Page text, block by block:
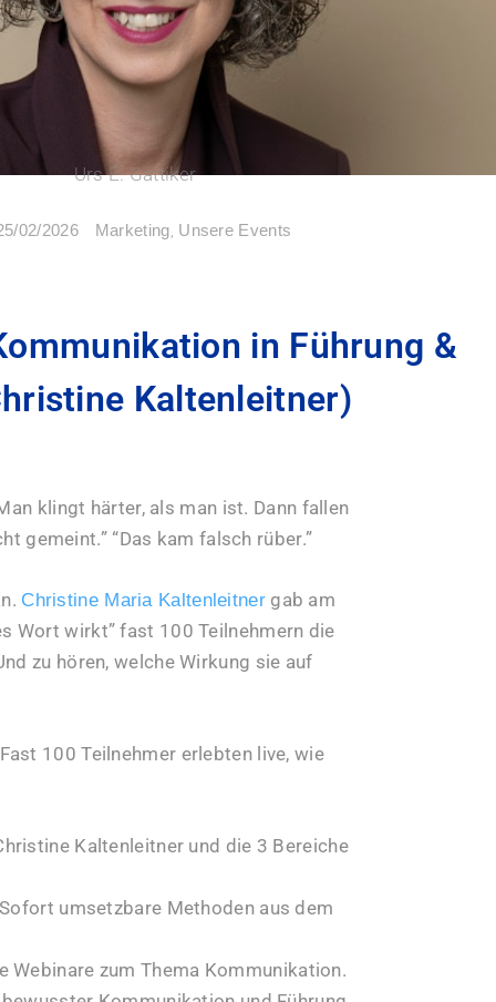
Urs E. Gattiker
02/2026 Marketing, Unsere Events
in Führung &
Kaltenleitner)
klingt härter, als man ist. Dann fallen
gemeint.” “Das kam falsch rüber.”
Christine Maria Kaltenleitnergab am
Wort wirkt” fast 100 Teilnehmern die
zu hören, welche Wirkung sie auf
100 Teilnehmer erlebten live, wie
Kaltenleitner und die 3 Bereiche
umsetzbare Methoden aus dem
Webinare zum Thema Kommunikation.